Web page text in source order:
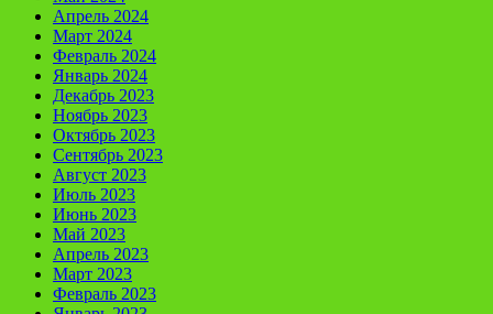
Апрель 2024
Март 2024
Февраль 2024
Январь 2024
Декабрь 2023
Ноябрь 2023
Октябрь 2023
Сентябрь 2023
Август 2023
Июль 2023
Июнь 2023
Май 2023
Апрель 2023
Март 2023
Февраль 2023